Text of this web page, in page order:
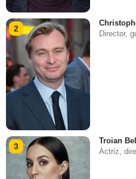
2
Director,
3
Troian
Actriz,